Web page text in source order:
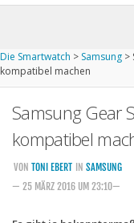
iPhone kaufen
Startseite
Kommende
Marken und Modelle
Handytarife
Die Smartwatch > Samsung >
kompatibel machen
Samsung Gear
kompatibel
VON TONI EBERT IN SAMSUNG
— 25 MÄRZ 2016 UM 23:10—